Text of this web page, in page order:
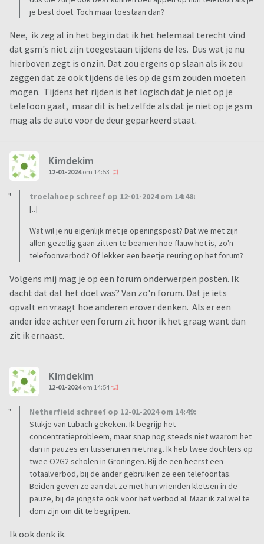
je best doet. Toch maar toestaan dan?
Nee, ik zeg al in het begin dat ik het helemaal terecht vind
dat gsm's niet zijn toegestaan tijdens de les. Dus wat je nu
hierboven zegt is onzin. Dat zou ergens op slaan als ik zou
zeggen dat ze ook tijdens de les op de gsm zouden moeten
mogen. Tijdens het rijden is het logisch dat je niet op je
telefoon gaat, maar dit is hetzelfde als dat je niet op je gsm
mag als de auto voor de deur geparkeerd staat.
Kimdekim
12-01-2024om 14:53
troelahoep schreef op 12-01-2024 om 14:48:
[..]
Wat wil je nu eigenlijk met je openingspost? Dat we met zijn
allen gezellig gaan zitten te beamen hoe flauw het is, zo'n
telefoonverbod? Of lekker een beetje reuring op het forum?
Volgens mij mag je op een forum onderwerpen posten. Ik
dacht dat dat het doel was? Van zo'n forum. Dat je iets
opvalt en vraagt hoe anderen erover denken. Als er een
ander idee achter een forum zit hoor ik het graag want dan
zit ik ernaast.
Kimdekim
12-01-2024om 14:54
Netherfield schreef op 12-01-2024 om 14:49:
Stukje van Lubach gekeken. Ik begrijp het
concentratieprobleem, maar snap nog steeds niet waarom het
dan in pauzes en tussenuren niet mag. Ik heb twee dochters op
twee O2G2 scholen in Groningen. Bij de een heerst een
totaalverbod, bij de ander gebruiken ze een telefoontas.
Beiden geven ze aan dat ze met hun vrienden kletsen in de
pauze, bij de jongste ook voor het verbod al. Maar ik zal wel te
dom zijn om dit te begrijpen.
Ik ook denk ik.